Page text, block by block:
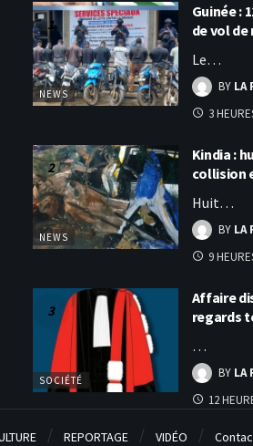
NEWS
Guinée :
de vol
Le…
BY LA
3
NEWS
Kindia :
collision
Huit…
BY LA
9
SOCIÉTÉ
Affaire
regards
…
BY LA
12
REPORTAGE VIDÉO